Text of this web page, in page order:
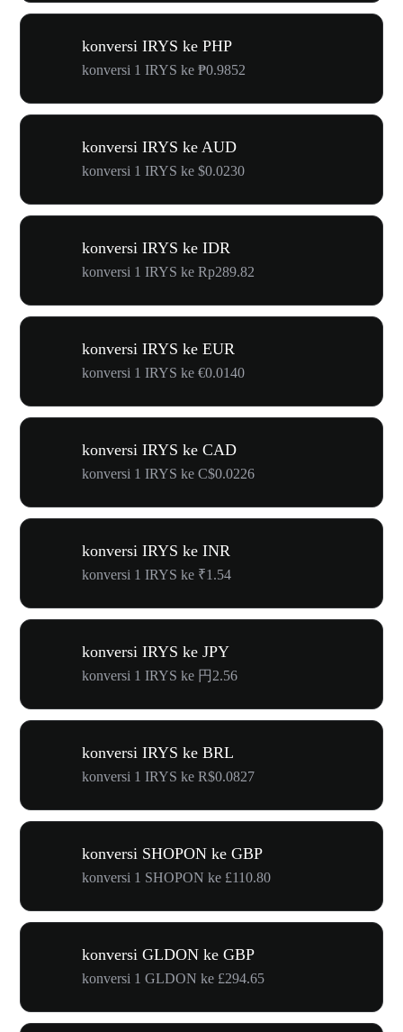
konversi IRYS ke PHP
konversi 1 IRYS ke ₱0.9852
konversi IRYS ke AUD
konversi 1 IRYS ke $0.0230
konversi IRYS ke IDR
konversi 1 IRYS ke Rp289.82
konversi IRYS ke EUR
konversi 1 IRYS ke €0.0140
konversi IRYS ke CAD
konversi 1 IRYS ke C$0.0226
konversi IRYS ke INR
konversi 1 IRYS ke ₹1.54
konversi IRYS ke JPY
konversi 1 IRYS ke 円2.56
konversi IRYS ke BRL
konversi 1 IRYS ke R$0.0827
konversi SHOPON ke GBP
konversi 1 SHOPON ke £110.80
konversi GLDON ke GBP
konversi 1 GLDON ke £294.65